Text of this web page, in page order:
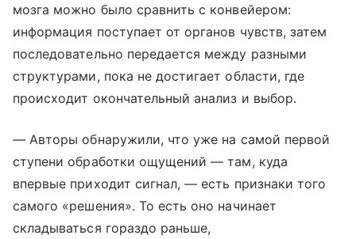
мозга можно было сравнить с конвейером:
информация поступает от органов чувств, затем
последовательно передается между разными
структурами, пока не достигает области, где
происходит окончательный анализ и выбор.
— Авторы обнаружили, что уже на самой первой
ступени обработки ощущений — там, куда
впервые приходит сигнал, — есть признаки того
самого «решения». То есть оно начинает
складываться гораздо раньше,